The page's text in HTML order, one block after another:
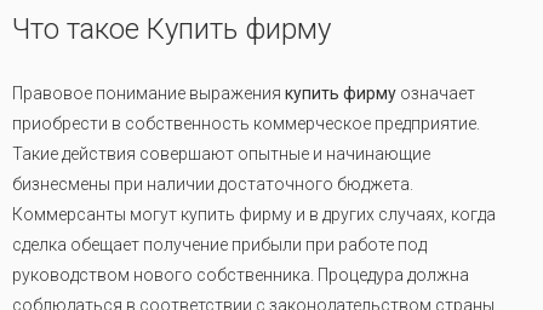
Что такое Купить фирму
Правовое понимание выражения купить фирму означает
приобрести в собственность коммерческое предприятие.
Такие действия совершают опытные и начинающие
бизнесмены при наличии достаточного бюджета.
Коммерсанты могут купить фирму и в других случаях, когда
сделка обещает получение прибыли при работе под
руководством нового собственника. Процедура должна
соблюдаться в соответствии с законодательством страны.